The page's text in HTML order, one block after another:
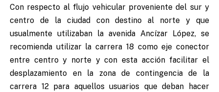
Con respecto al flujo vehicular proveniente del sur y
centro de la ciudad con destino al norte y que
usualmente utilizaban la avenida Ancízar López, se
recomienda utilizar la carrera 18 como eje conector
entre centro y norte y con esta acción facilitar el
desplazamiento en la zona de contingencia de la
carrera 12 para aquellos usuarios que deban hacer